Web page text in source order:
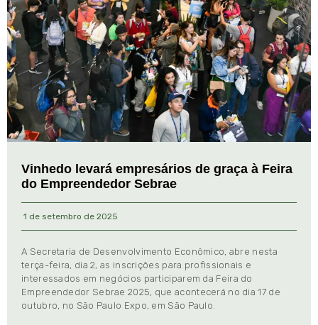
Vinhedo levará empresários de graça à Feira
do Empreendedor Sebrae
1 de setembro de 2025
A Secretaria de Desenvolvimento Econômico, abre nesta
terça-feira, dia 2, as inscrições para profissionais e
interessados em negócios participarem da Feira do
Empreendedor Sebrae 2025, que acontecerá no dia 17 de
outubro, no São Paulo Expo, em São Paulo.